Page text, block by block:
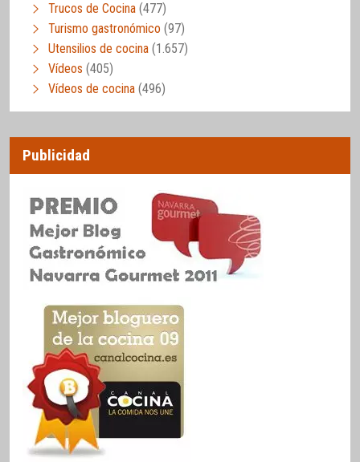
Trucos de Cocina (477)
Turismo gastronómico (97)
Utensilios de cocina (1.657)
Vídeos (405)
Vídeos de cocina (496)
Publicidad